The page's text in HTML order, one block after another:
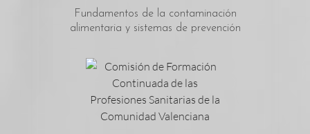
Fundamentos de la contaminación
alimentaria y sistemas de prevención